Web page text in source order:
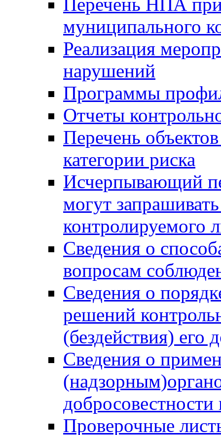
Перечень НПА
муниципального
Реализация
нарушений
Программы
Отчеты
Перечень
категории риска
Исчерпывающий
могут
контролируемого
Сведения о
вопросам
Сведения о
решений
(бездействия)
Сведения о
Проверочные